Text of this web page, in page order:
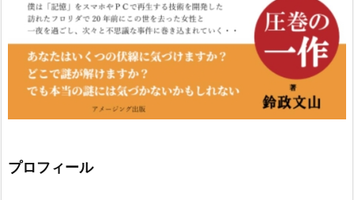
プロフィール